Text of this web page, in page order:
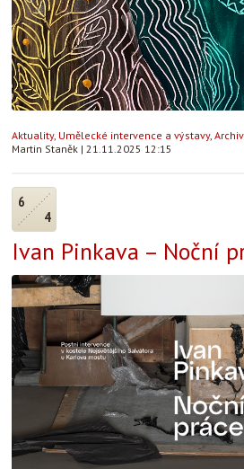
Aktuality, Umělecké intervence a výstavy,
Martin Staněk | 21.11.2025 12:15
6
4
Ivan Pinkava – Noční